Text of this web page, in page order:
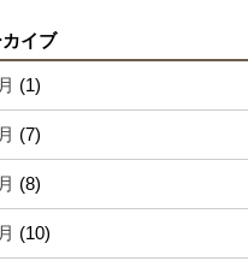
イブ
(1)
(7)
(8)
(10)